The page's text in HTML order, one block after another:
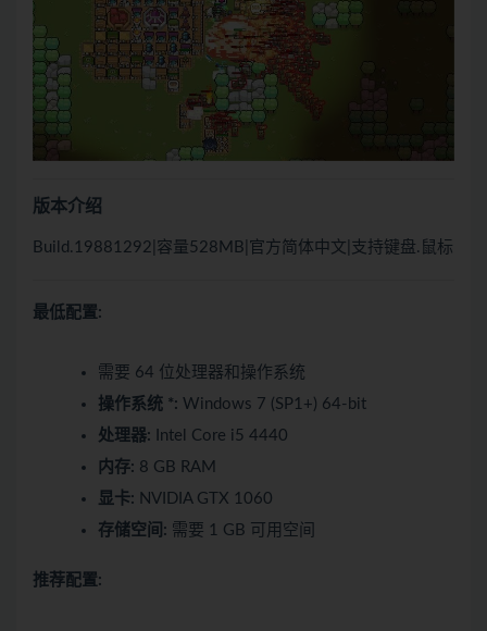
版本介绍
Build.19881292|容量528MB|官方简体中文|支持键盘.鼠标
最低配置:
需要 64 位处理器和操作系统
操作系统 *: Windows 7 (SP1+) 64-bit
处理器: Intel Core i5 4440
内存: 8 GB RAM
显卡: NVIDIA GTX 1060
存储空间: 需要 1 GB 可用空间
推荐配置: